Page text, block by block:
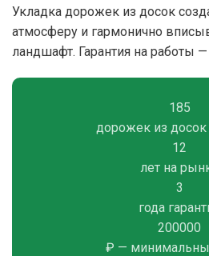
Укладка дорожек из досок
атмосферу и гармонично
ландшафт. Гарантия на работы
185
дорожек из
12
лет на
3
года
200000
₽ —